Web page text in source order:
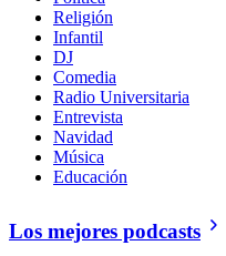
Religión
Infantil
DJ
Comedia
Radio Universitaria
Entrevista
Navidad
Música
Educación
Los mejores podcasts